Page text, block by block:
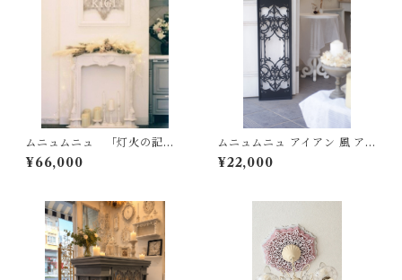
ムニュムニュ 「灯火の記
憶」 マントルピース
¥66,000
ムニュムニュ アイアン 風 アー
トパネル シャビー フレンチシ
ャビー
¥22,000